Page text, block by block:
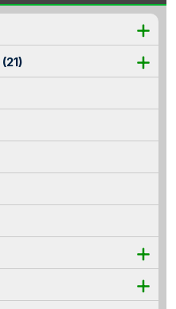
(21)